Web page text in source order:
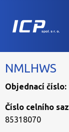
NMLHWS
Objednací číslo:
Číslo celního
85318070